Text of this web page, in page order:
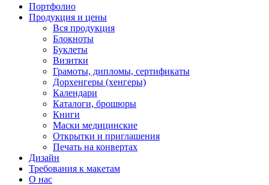
Портфолио
Продукция и цены
Вся продукция
Блокноты
Буклеты
Визитки
Грамоты, дипломы, сертификаты
Дорхенгеры (хенгеры)
Календари
Каталоги, брошюры
Книги
Маски медицинские
Открытки и приглашения
Печать на конвертах
Дизайн
Требования к макетам
О нас